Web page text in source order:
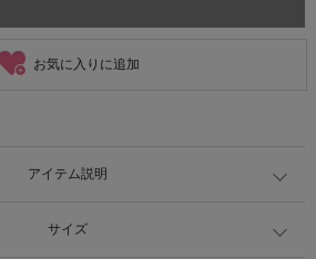
お気に入りに追加
アイテム説明
サイズ